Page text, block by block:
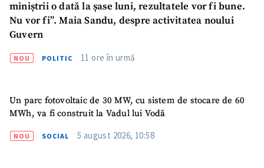
miniștrii o dată la șase luni, rezultatele vor fi bune.
Nu vor fi”. Maia Sandu, despre activitatea noului
Guvern
NOU POLITIC 11 ore în urmă
Un parc fotovoltaic de 30 MW, cu sistem de stocare de 60
MWh, va fi construit la Vadul lui Vodă
NOU SOCIAL 5 august 2026, 10:58